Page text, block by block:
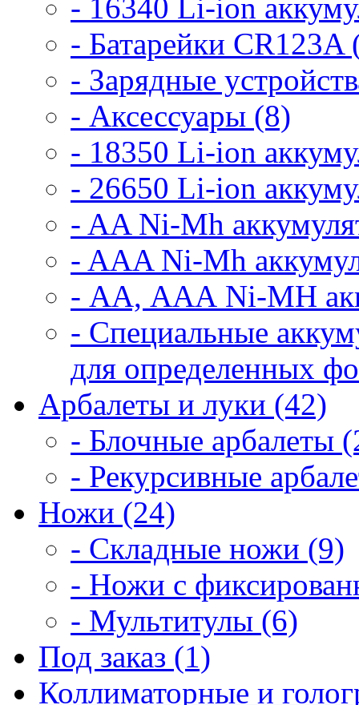
- 16340 Li-ion
- Батарейки CR123A
- Зарядные
- Аксессуары (8)
- 18350 Li-ion
- 26650 Li-ion
- AA Ni-Mh
- AAA Ni-Mh
- АА, ААА Ni-MH
- Специальные
для определенных
Арбалеты и луки (42)
- Блочные арбалеты
- Рекурсивные
Ножи (24)
- Складные ножи (9)
- Ножи с
- Мультитулы (6)
Под заказ (1)
Коллиматорные и